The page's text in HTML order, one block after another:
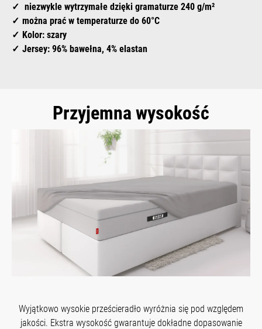
niezwykle wytrzymałe dzięki gramaturze 240 g/m²
można prać w temperaturze do 60°C
Kolor: szary
Jersey: 96% bawełna, 4% elastan
Przyjemna wysokość
Wyjątkowo wysokie prześcieradło wyróżnia się pod względem
jakości. Ekstra wysokość gwarantuje dokładne dopasowanie